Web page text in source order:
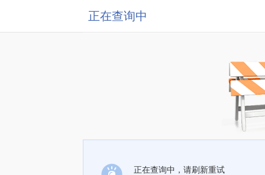
正在查询中
正在查询中，请刷新重试